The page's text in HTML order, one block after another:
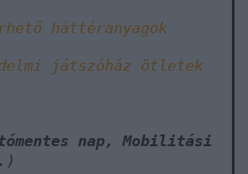
háttéranyagok
játszóház ötletek
nap, Mobilitási